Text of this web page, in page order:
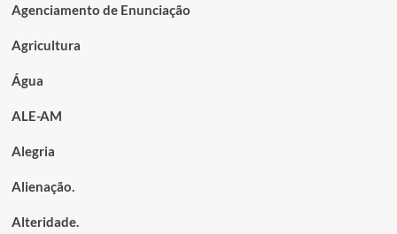
Agenciamento de Enunciação
Agricultura
Água
ALE-AM
Alegria
Alienação.
Alteridade.